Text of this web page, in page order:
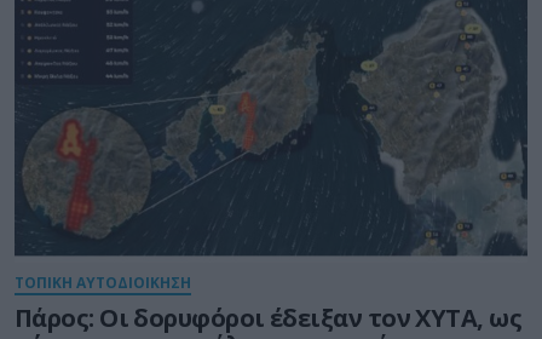
ΤΟΠΙΚΗ ΑΥΤΟΔΙΟΙΚΗΣΗ
Πάρος: Οι δορυφόροι έδειξαν τον ΧΥΤΑ, ως